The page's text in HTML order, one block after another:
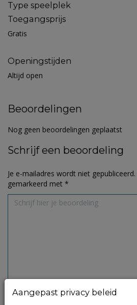
Type speelplek
Toegangsprijs
Gratis
Openingstijden
Altijd open
Beoordelingen
Nog geen beoordelingen geplaatst
Schrijf een beoordeling
Je e-mailadres wordt niet gepubliceerd.
gemarkeerd met *
Aangepast privacy beleid